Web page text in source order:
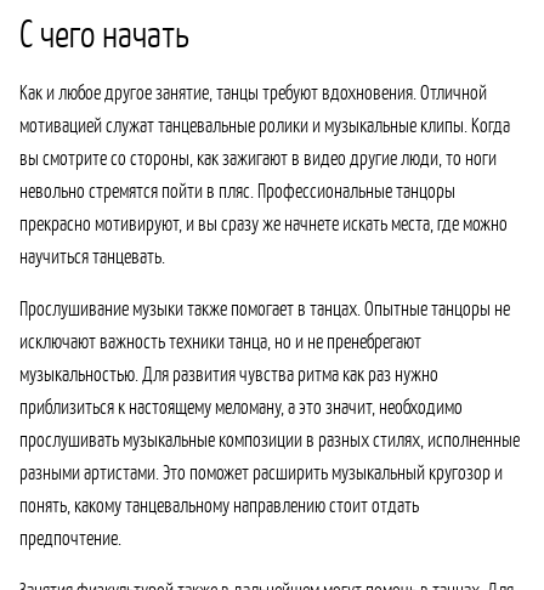
С чего начать
Как и любое другое занятие, танцы требуют вдохновения. Отличной
мотивацией служат танцевальные ролики и музыкальные клипы. Когда
вы смотрите со стороны, как зажигают в видео другие люди, то ноги
невольно стремятся пойти в пляс. Профессиональные танцоры
прекрасно мотивируют, и вы сразу же начнете искать места, где можно
научиться танцевать.
Прослушивание музыки также помогает в танцах. Опытные танцоры не
исключают важность техники танца, но и не пренебрегают
музыкальностью. Для развития чувства ритма как раз нужно
приблизиться к настоящему меломану, а это значит, необходимо
прослушивать музыкальные композиции в разных стилях, исполненные
разными артистами. Это поможет расширить музыкальный кругозор и
понять, какому танцевальному направлению стоит отдать
предпочтение.